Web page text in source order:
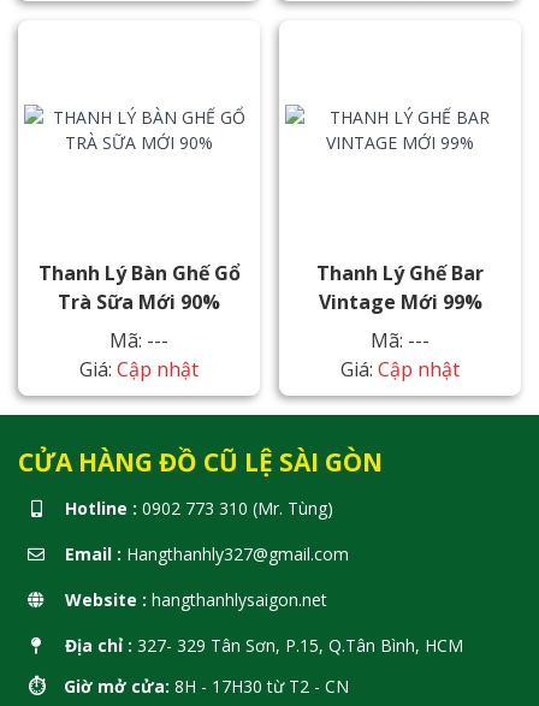
Thanh Lý Bàn Ghế Gổ
Trà Sữa Mới 90%
Mã: ---
Giá: Cập nhật
Thanh Lý Ghế Bar
Vintage Mới 99%
Mã: ---
Giá: Cập nhật
CỬA HÀNG ĐỒ CŨ LỆ SÀI GÒN
Hotline : 0902 773 310 (Mr. Tùng)
Email : Hangthanhly327@gmail.com
Website : hangthanhlysaigon.net
Địa chỉ : 327- 329 Tân Sơn, P.15, Q.Tân Bình, HCM
⏱️ Giờ mở cửa: 8H - 17H30 từ T2 - CN